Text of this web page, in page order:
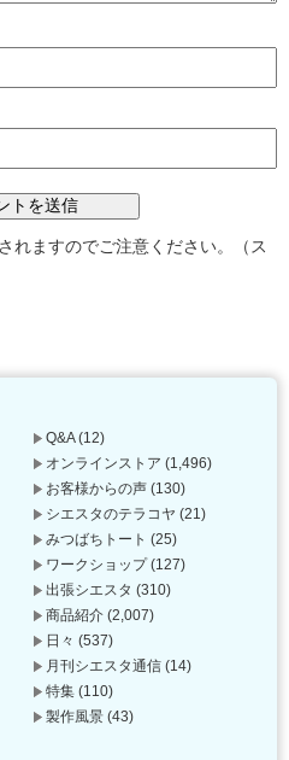
れますのでご注意ください。（ス
Q&A(12)
オンラインストア (1,496)
お客様からの声 (130)
シエスタのテラコヤ (21)
みつばちトート (25)
ワークショップ(127)
出張シエスタ (310)
商品紹介 (2,007)
日々 (537)
月刊シエスタ通信 (14)
特集 (110)
製作風景 (43)